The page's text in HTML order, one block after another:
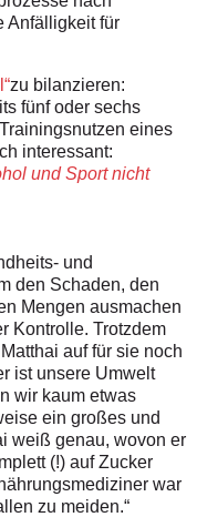
Anfälligkeit für
zu bilanzieren:
fünf oder sechs
Trainingsnutzen eines
interessant:
und Sport nicht
und
den Schaden, den
Mengen ausmachen
Kontrolle. Trotzdem
auf für sie noch
ist unsere Umwelt
wir kaum etwas
ein großes und
weiß genau, wovon er
(!) auf Zucker
war
zu meiden.“